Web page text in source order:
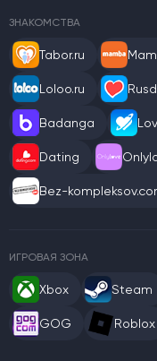
ЗНАКОМСТВА
Tabor.ru
Loloo.ru
Badanga
Dating
Bez-
ИГРОВАЯ ЗОНА
Xbox Steam
GOG Roblox